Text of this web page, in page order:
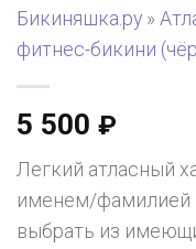
Бикиняшка.ру »
фитнес-бикини
5 500 ₽
Легкий атласный
именем/фамилией
выбрать из